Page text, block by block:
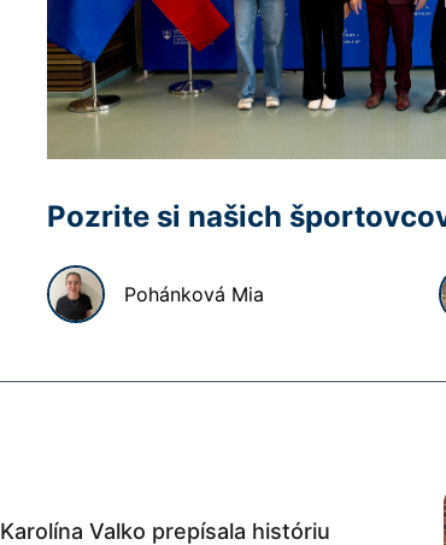
Pozrite si našich
Pohánková Mia
Karolína Valko prepísala históriu